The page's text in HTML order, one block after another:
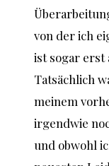
von der ich
ist sogar erst
Tatsächlich
meinem
irgendwie
und obwohl